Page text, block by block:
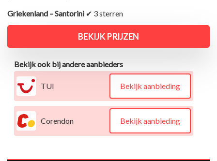
Griekenland – Santorini ✔ 3 sterren
BEKIJK PRIJZEN
Bekijk ook bij andere aanbieders
TUI Bekijk aanbieding
Corendon Bekijk aanbieding